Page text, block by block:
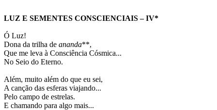
LUZ E SEMENTES CONSCIENCIAIS – IV*
Ó Luz!
Dona da trilha de ananda**,
Que me leva à Consciência Cósmica...
No Seio do Eterno.
Além, muito além do que eu sei,
A canção das esferas viajando...
Pelo campo de estrelas.
E chamando para algo mais...